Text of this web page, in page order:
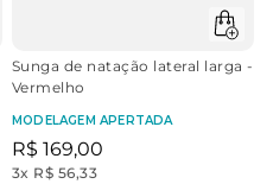
Sunga de natação lateral larga -
Vermelho
MODELAGEM APERTADA
R$ 169,00
3x R$ 56,33